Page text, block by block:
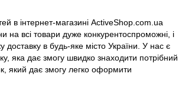
в інтернет-магазині ActiveShop.com.ua
на всі товари дуже конкурентоспроможні, і
доставку в будь-яке місто України. У нас є
яка дає змогу швидко знаходити потрібний
який дає змогу легко оформити